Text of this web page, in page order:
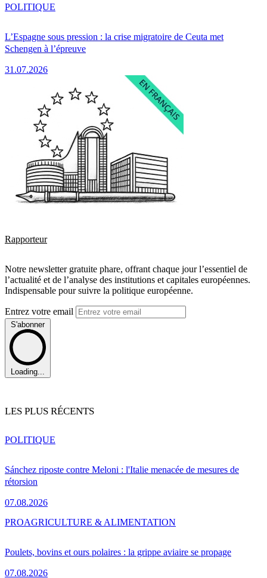
L’Espagne sous pression : la crise migratoire de Ceuta met
Schengen à l’épreuve
31.07.2026
POLITIQUE
Rapporteur
Notre newsletter gratuite phare, offrant chaque jour l’essentiel de
l’actualité et de l’analyse des institutions et capitales européennes.
Indispensable pour suivre la politique européenne.
Entrez votre email
S'abonner
Loading...
LES PLUS RÉCENTS
Sánchez riposte contre Meloni : l'Italie menacée de mesures de
rétorsion
07.08.2026
POLITIQUE
Poulets, bovins et ours polaires : la grippe aviaire se propage
07.08.2026
PROAGRICULTURE & ALIMENTATION